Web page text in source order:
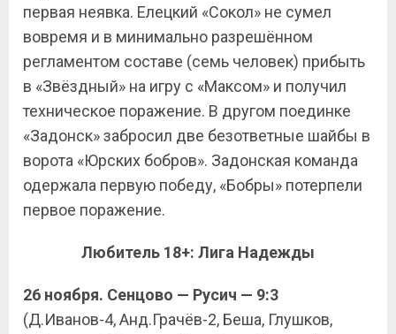
первая неявка. Елецкий «Сокол» не сумел
вовремя и в минимально разрешённом
регламентом составе (семь человек) прибыть
в «Звёздный» на игру с «Максом» и получил
техническое поражение. В другом поединке
«Задонск» забросил две безответные шайбы в
ворота «Юрских бобров». Задонская команда
одержала первую победу, «Бобры» потерпели
первое поражение.
Любитель 18+: Лига Надежды
26 ноября. Сенцово — Русич — 9:3
(Д.Иванов-4, Анд.Грачёв-2, Беша, Глушков,